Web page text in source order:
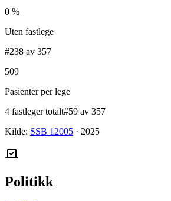
0 %
Uten fastlege
#238 av 357
509
Pasienter per lege
4 fastleger totalt#59 av 357
Kilde: SSB 12005 · 2025
Politikk